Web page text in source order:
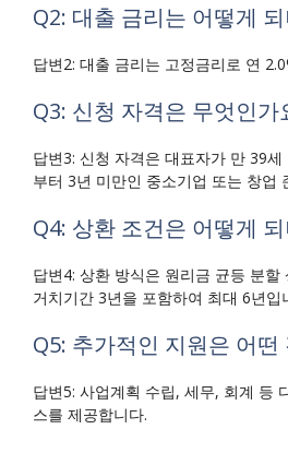
Q2: 대출 금리는 어떻게
답변2: 대출 금리는 고정금리로 연
Q3: 신청 자격은 무엇인가
답변3: 신청 자격은 대표자가 만 39
부터 3년 미만인 중소기업 또는 창업
Q4: 상환 조건은 어떻게
답변4: 상환 방식은 원리금 균등 분할
거치기간 3년을 포함하여 최대 6년입
Q5: 추가적인 지원은 어떤
답변5: 사업계획 수립, 세무, 회계 등
스를 제공합니다.